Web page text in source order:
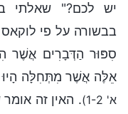
יש לכם?" שאלתי
בבשורה על פי
סִפּוּר הַדְּבָרִים אֲשֶׁר
אֵלֶּה אֲשֶׁר מִתְּחִלָּה הָיוּ
א' 1-2)
. האין זה